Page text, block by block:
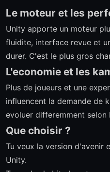
Le moteur et les
Unity apporte un moteur
fluidite, interface revue et
durer. C'est le plus gros
L'economie et les
Plus de joueurs et une
influencent la demande de
evoluer differemment selon
Que choisir ?
Tu veux la version d'avenir
Unity.